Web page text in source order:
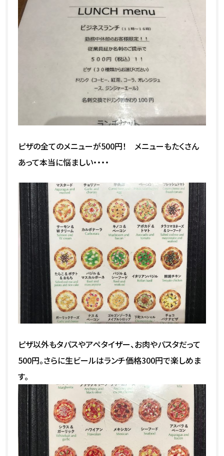
ピザの全てのメニューが500円！ メニューもたくさん
あって本当に悩ましい・・・・
ピザ以外もタパスやアペタイザー、お肉やパスタだって
500円。さらに生ビールはランチ価格300円で楽しめま
す。